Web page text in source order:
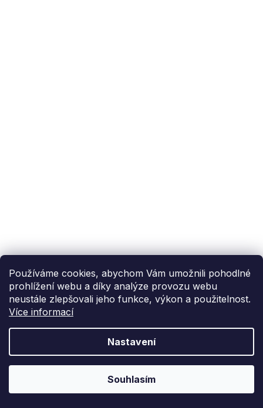
Používáme cookies, abychom Vám umožnili pohodlné
prohlížení webu a díky analýze provozu webu
neustále zlepšovali jeho funkce, výkon a použitelnost.
Více informací
Nastavení
Souhlasím